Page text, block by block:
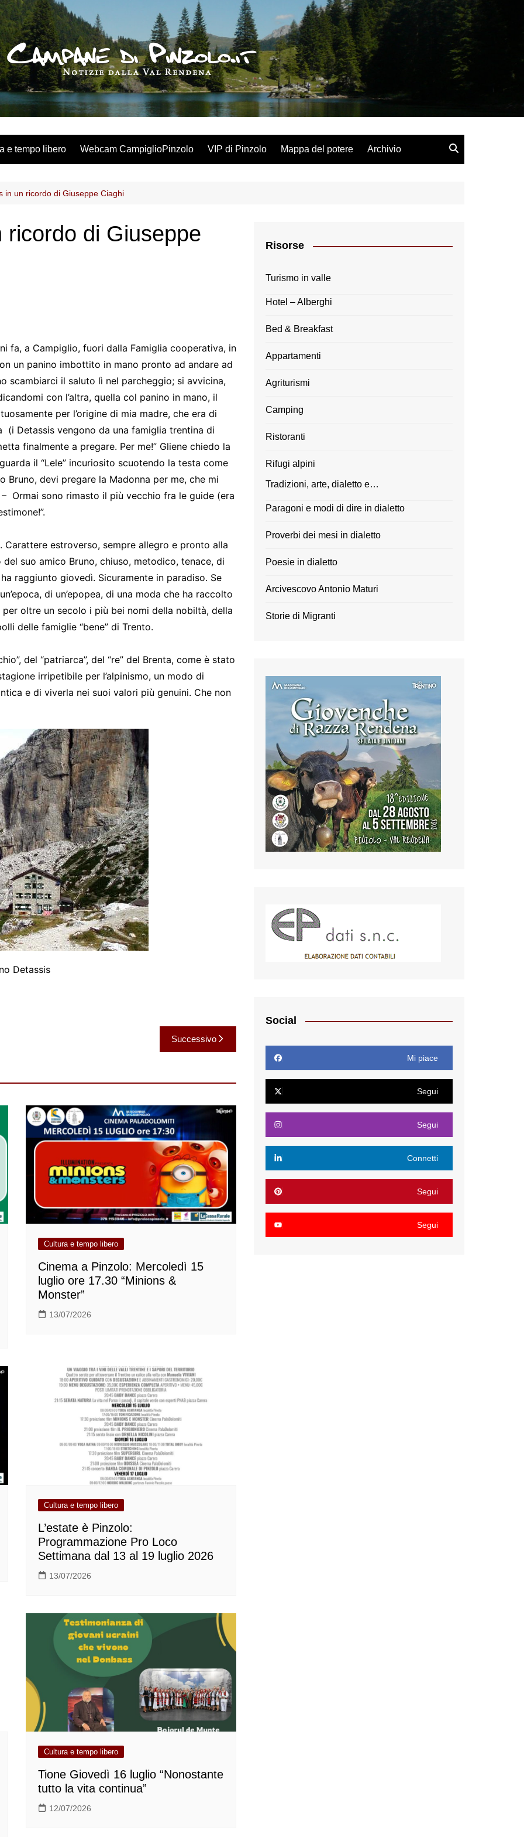
e tempo libero Webcam CampiglioPinzolo VIP di Pinzolo Mappa del potere Archivio
in un ricordo di Giuseppe Ciaghi
ricordo di Giuseppe
fa, a Campiglio, fuori dalla Famiglia cooperativa, in
un panino imbottito in mano pronto ad andare ad
scambiarci il saluto lì nel parcheggio; si avvicina,
con l’altra, quella col panino in mano, il
per l’origine di mia madre, che era di
(i Detassis vengono da una famiglia trentina di
finalmente a pregare. Per me!” Gliene chiedo la
il “Lele” incuriosito scuotendo la testa come
Bruno, devi pregare la Madonna per me, che mi
Ormai sono rimasto il più vecchio fra le guide (era
Carattere estroverso, sempre allegro e pronto alla
suo amico Bruno, chiuso, metodico, tenace, di
raggiunto giovedì. Sicuramente in paradiso. Se
di un’epopea, di una moda che ha raccolto
oltre un secolo i più bei nomi della nobiltà, della
delle famiglie “bene” di Trento.
del “patriarca”, del “re” del Brenta, come è stato
irripetibile per l’alpinismo, un modo di
e di viverla nei suoi valori più genuini. Che non
Detassis
Successivo
Cultura e tempo libero
Cinema a Pinzolo: Mercoledì 15
luglio ore 17.30 “Minions &
Monster”
13/07/2026
Cultura e tempo libero
L’estate è Pinzolo:
Programmazione Pro Loco
Settimana dal 13 al 19 luglio 2026
13/07/2026
Cultura e tempo libero
Tione Giovedì 16 luglio “Nonostante
tutto la vita continua”
12/07/2026
Risorse
Turismo in valle
Hotel – Alberghi
Bed & Breakfast
Appartamenti
Agriturismi
Camping
Ristoranti
Rifugi alpini
Tradizioni, arte, dialetto e…
Paragoni e modi di dire in dialetto
Proverbi dei mesi in dialetto
Poesie in dialetto
Arcivescovo Antonio Maturi
Storie di Migranti
Social
Mi piace
Segui
Segui
Connetti
Segui
Segui